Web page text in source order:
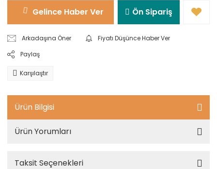
Gelince Haber Ver Ön Sipariş
Arkadaşına Öner
Fiyatı Düşünce Haber Ver
Paylaş
Karşılaştır
Ürün Bilgisi
Ürün Yorumları
Taksit Seçenekleri